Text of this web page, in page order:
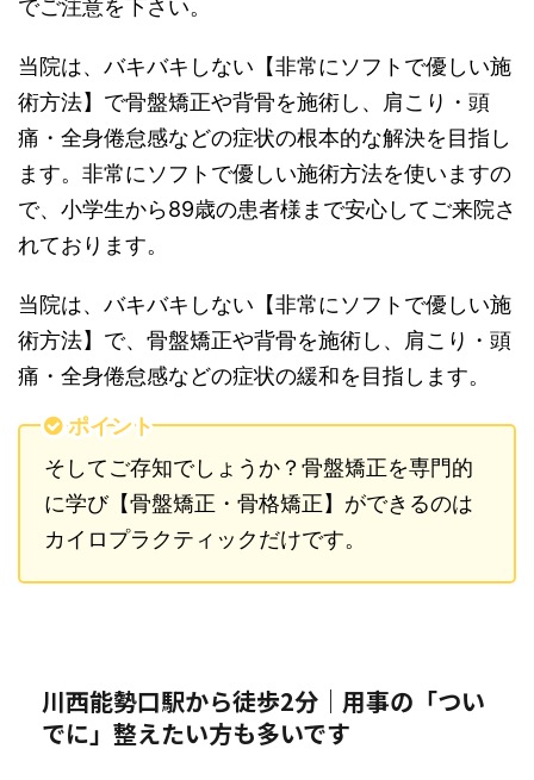
でご注意を下さい。
当院は、バキバキしない【非常にソフトで優しい施
術方法】で骨盤矯正や背骨を施術し、肩こり・頭
痛・全身倦怠感などの症状の根本的な解決を目指し
ます。非常にソフトで優しい施術方法を使いますの
で、小学生から89歳の患者様まで安心してご来院さ
れております。
当院は、バキバキしない【非常にソフトで優しい施
術方法】で、骨盤矯正や背骨を施術し、肩こり・頭
痛・全身倦怠感などの症状の緩和を目指します。
ポイント
そしてご存知でしょうか？骨盤矯正を専門的
に学び【骨盤矯正・骨格矯正】ができるのは
カイロプラクティックだけです。
川西能勢口駅から徒歩2分｜用事の「つい
でに」整えたい方も多いです